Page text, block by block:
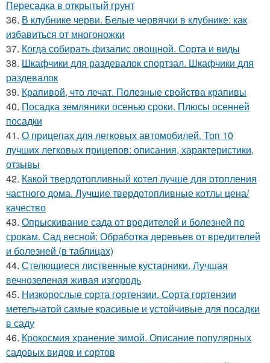
Пересадка в открытый грунт
36. В клубнике черви. Белые червячки в клубнике: как
избавиться от многоножки
37. Когда собирать физалис овощной. Сорта и виды
38. Шкафчики для раздевалок спортзал. Шкафчики для
раздевалок
39. Крапивой, что лечат. Полезные свойства крапивы
40. Посадка земляники осенью сроки. Плюсы осенней
посадки
41. О прицепах для легковых автомобилей. Топ 10
лучших легковых прицепов: описания, характеристики,
отзывы
42. Какой твердотопливный котел лучше для отопления
частного дома. Лучшие твердотопливные котлы цена/
качество
43. Опрыскивание сада от вредителей и болезней по
срокам. Сад весной: Обработка деревьев от вредителей
и болезней (в таблицах)
44. Стелющиеся лиственные кустарники. Лучшая
вечнозеленая живая изгородь
45. Низкорослые сорта гортензии. Сорта гортензии
метельчатой самые красивые и устойчивые для посадки
в саду
46. Крокосмия хранение зимой. Описание популярных
садовых видов и сортов